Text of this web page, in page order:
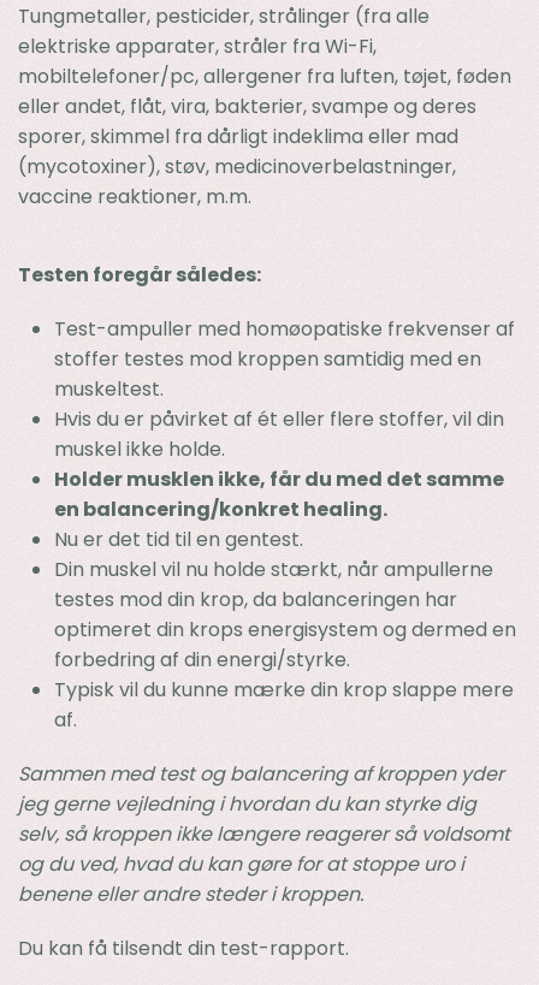
Tungmetaller, pesticider, strålinger (fra alle
elektriske apparater, stråler fra Wi-Fi,
mobiltelefoner/pc, allergener fra luften, tøjet, føden
eller andet, flåt, vira, bakterier, svampe og deres
sporer, skimmel fra dårligt indeklima eller mad
(mycotoxiner), støv, medicinoverbelastninger,
vaccine reaktioner, m.m.
Testen foregår således:
Test-ampuller med homøopatiske frekvenser af
stoffer testes mod kroppen samtidig med en
muskeltest.
Hvis du er påvirket af ét eller flere stoffer, vil din
muskel ikke holde.
Holder musklen ikke, får du med det samme
en balancering/konkret healing.
Nu er det tid til en gentest.
Din muskel vil nu holde stærkt, når ampullerne
testes mod din krop, da balanceringen har
optimeret din krops energisystem og dermed en
forbedring af din energi/styrke.
Typisk vil du kunne mærke din krop slappe mere
af.
Sammen med test og balancering af kroppen yder
jeg gerne vejledning i hvordan du kan styrke dig
selv, så kroppen ikke længere reagerer så voldsomt
og du ved, hvad du kan gøre for at stoppe uro i
benene eller andre steder i kroppen.
Du kan få tilsendt din test-rapport.